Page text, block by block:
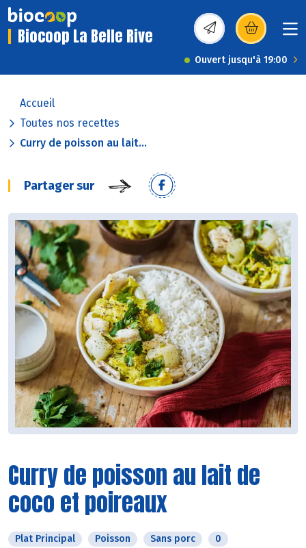
Biocoop La Belle Rive (s’ouvre dans une
Ouvert jusqu'à 19:00
Accueil
Toutes nos recettes
Curry de poisson au lait...
Partager sur
Curry de poisson au lait de
coco et poireaux
Plat Principal Poisson Sans porc 0